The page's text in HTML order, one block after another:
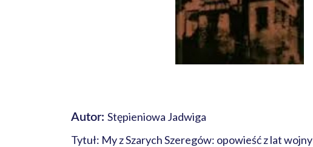
Autor: Stępieniowa Jadwiga
Tytuł: My z Szarych Szeregów: opowieść z lat wojny